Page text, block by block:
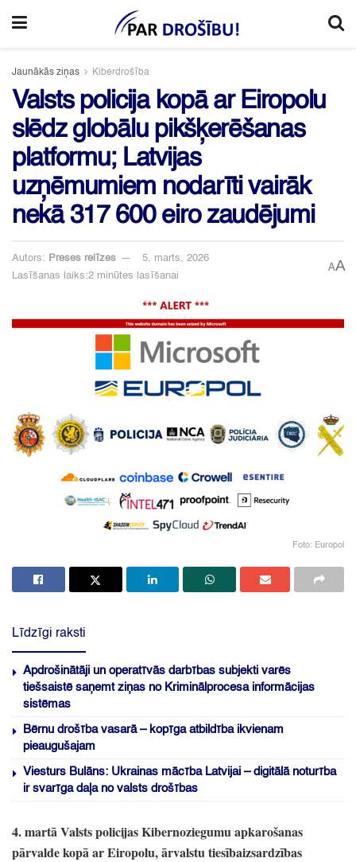
Jaunākās ziņas Kiberdrošība
Valsts policija kopā ar Eiropolu
slēdz globālu pikšķerēšanas
platformu; Latvijas
uzņēmumiem nodarīti vairāk
nekā 317 600 eiro zaudējumi
Autors: Preses relīzes
5. marts, 2026
Lasīšanas laiks:2 minūtes lasīšanai
AA
Foto: Europol
Līdzīgi raksti
Apdrošinātāji un operatīvās darbības subjekti varēs
tiešsaistē saņemt ziņas no Kriminālprocesa informācijas
sistēmas
Bērnu drošība vasarā – kopīga atbildība ikvienam
pieaugušajam
Viesturs Bulāns: Ukrainas mācība Latvijai – digitālā noturība
ir svarīga daļa no valsts drošības
4.martā Valsts policijas Kibernoziegumu apkarošanas
pārvalde kopā ar Eiropolu,ārvalstu tiesībaizsardzības